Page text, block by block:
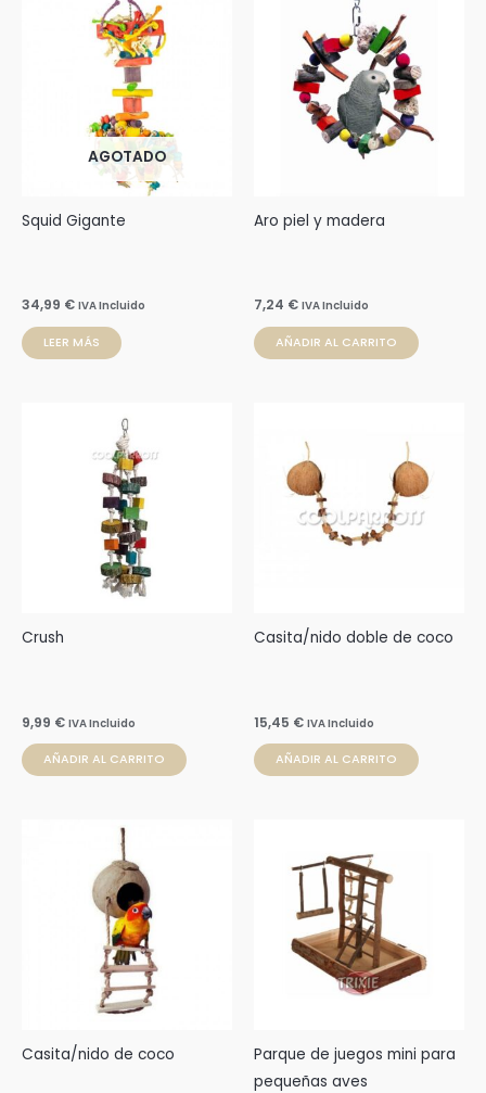
AGOTADO
Squid Gigante
34,99 € IVA Incluido
LEER MÁS
Aro piel y madera
7,24 € IVA Incluido
AÑADIR AL CARRITO
Crush
9,99 € IVA Incluido
AÑADIR AL CARRITO
Casita/nido doble de coco
15,45 € IVA Incluido
AÑADIR AL CARRITO
Casita/nido de coco
Parque de juegos mini para
pequeñas aves